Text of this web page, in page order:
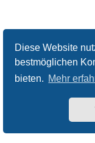
Diese Website
bestmöglichen
bieten. Mehr